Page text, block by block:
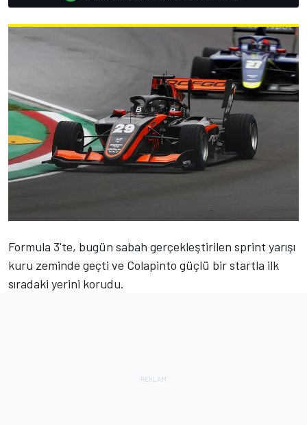
Formula 3'te, bugün sabah gerçekleştirilen sprint yarışı
kuru zeminde geçti ve Colapinto güçlü bir startla ilk
sıradaki yerini korudu.